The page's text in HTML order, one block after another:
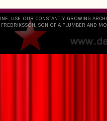
USE OUR CONSTANTLY GROWING
SON OF A PLUMBER AND